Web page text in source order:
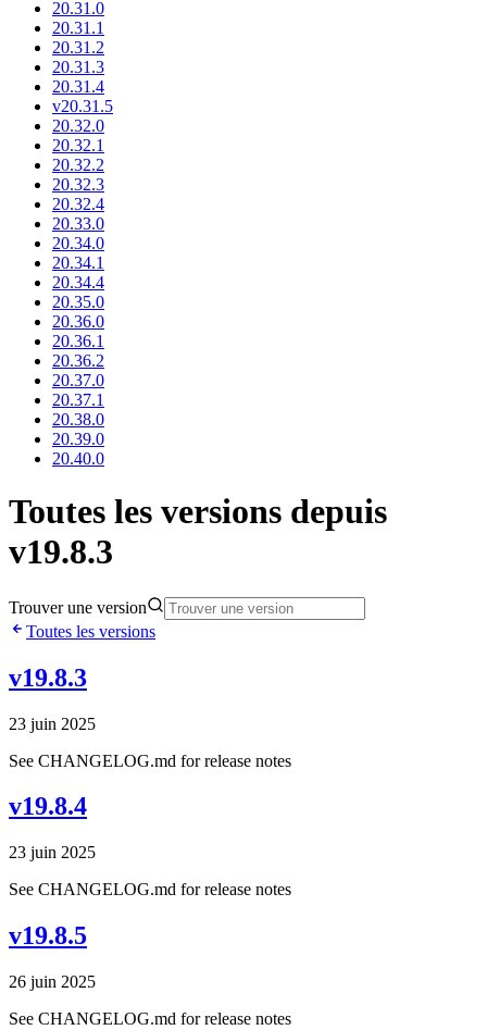
20.31.0
20.31.1
20.31.2
20.31.3
20.31.4
v20.31.5
20.32.0
20.32.1
20.32.2
20.32.3
20.32.4
20.33.0
20.34.0
20.34.1
20.34.4
20.35.0
20.36.0
20.36.1
20.36.2
20.37.0
20.37.1
20.38.0
20.39.0
20.40.0
Toutes les versions depuis
v19.8.3
Trouver une version
Toutes les versions
v19.8.3
23 juin 2025
See CHANGELOG.md for release notes
v19.8.4
23 juin 2025
See CHANGELOG.md for release notes
v19.8.5
26 juin 2025
See CHANGELOG.md for release notes